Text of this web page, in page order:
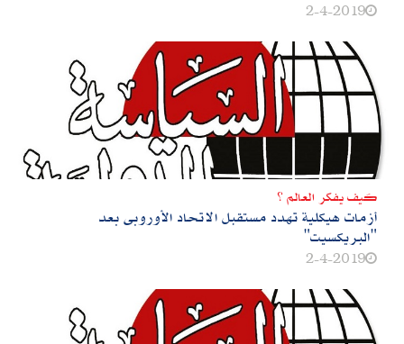
2-4-2019
كيف يفكر العالم ؟
أزمات هيكلية تهدد مستقبل‮ ‬الاتحاد الأوروبى بعد‮
"‬البريكسيت‮"
2-4-2019